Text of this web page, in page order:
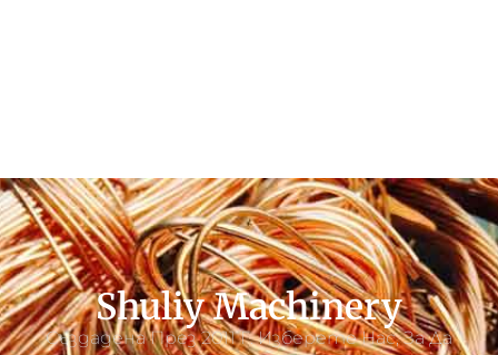
Shuliy Machinery
Създадена През 2011 Г. Изберете Нас, За Да